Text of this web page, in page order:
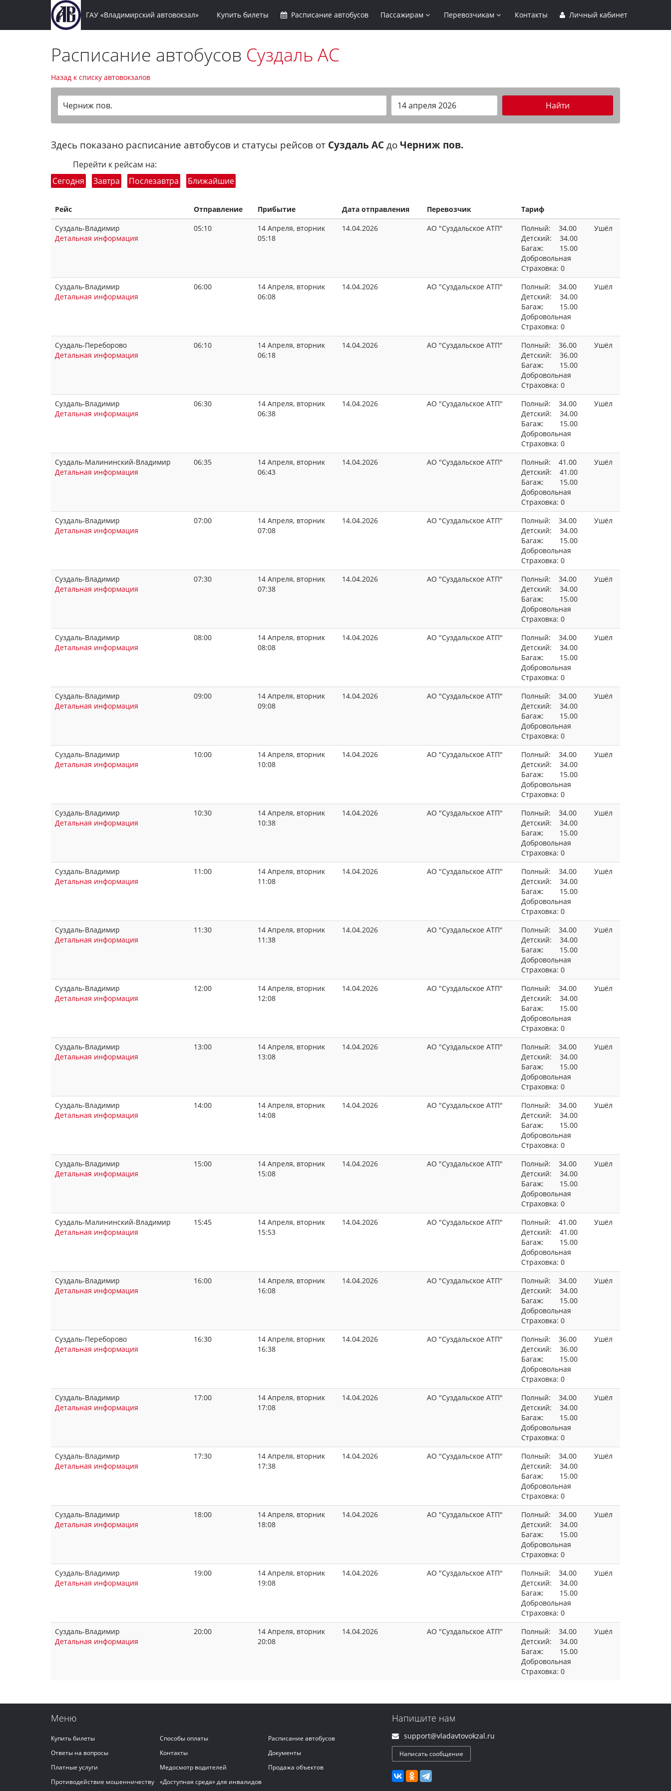
ГАУ «Владимирский автовокзал» Купить билеты Расписание автобусов Пассажирам Перевозчикам Контакты Личный кабинет
Расписание автобусов Суздаль АС
Назад к списку автовокзалов
Черниж пов. Найти
Здесь показано расписание автобусов и статусы рейсов от Суздаль АС до Черниж пов.
Перейти к рейсам на:
Сегодня
Завтра Послезавтра Ближайшие
Рейс Отправление Прибытие Дата отправления Перевозчик
Тариф
Суздаль-Владимир
Детальная информация
05:10
14 Апреля, вторник
05:18
14.04.2026 АО "Суздальское АТП"
Полный: 34.00
Детский: 34.00
Багаж: 15.00
Добровольная
Страховка: 0
Ушёл
Суздаль-Владимир
Детальная информация
06:00
14 Апреля, вторник
06:08
14.04.2026 АО "Суздальское АТП"
Полный: 34.00
Детский: 34.00
Багаж: 15.00
Добровольная
Страховка: 0
Ушёл
Суздаль-Переборово
Детальная информация
06:10
14 Апреля, вторник
06:18
14.04.2026 АО "Суздальское АТП"
Полный: 36.00
Детский: 36.00
Багаж: 15.00
Добровольная
Страховка: 0
Ушёл
Суздаль-Владимир
Детальная информация
06:30
14 Апреля, вторник
06:38
14.04.2026 АО "Суздальское АТП"
Полный: 34.00
Детский: 34.00
Багаж: 15.00
Добровольная
Страховка: 0
Ушёл
Суздаль-Малининский-Владимир
Детальная информация
06:35
14 Апреля, вторник
06:43
14.04.2026 АО "Суздальское АТП"
Полный: 41.00
Детский: 41.00
Багаж: 15.00
Добровольная
Страховка: 0
Ушёл
Суздаль-Владимир
Детальная информация
07:00
14 Апреля, вторник
07:08
14.04.2026 АО "Суздальское АТП"
Полный: 34.00
Детский: 34.00
Багаж: 15.00
Добровольная
Страховка: 0
Ушёл
Суздаль-Владимир
Детальная информация
07:30
14 Апреля, вторник
07:38
14.04.2026 АО "Суздальское АТП"
Полный: 34.00
Детский: 34.00
Багаж: 15.00
Добровольная
Страховка: 0
Ушёл
Суздаль-Владимир
Детальная информация
08:00
14 Апреля, вторник
08:08
14.04.2026 АО "Суздальское АТП"
Полный: 34.00
Детский: 34.00
Багаж: 15.00
Добровольная
Страховка: 0
Ушёл
Суздаль-Владимир
Детальная информация
09:00
14 Апреля, вторник
09:08
14.04.2026 АО "Суздальское АТП"
Полный: 34.00
Детский: 34.00
Багаж: 15.00
Добровольная
Страховка: 0
Ушёл
Суздаль-Владимир
Детальная информация
10:00
14 Апреля, вторник
10:08
14.04.2026 АО "Суздальское АТП"
Полный: 34.00
Детский: 34.00
Багаж: 15.00
Добровольная
Страховка: 0
Ушёл
Суздаль-Владимир
Детальная информация
10:30
14 Апреля, вторник
10:38
14.04.2026 АО "Суздальское АТП"
Полный: 34.00
Детский: 34.00
Багаж: 15.00
Добровольная
Страховка: 0
Ушёл
Суздаль-Владимир
Детальная информация
11:00
14 Апреля, вторник
11:08
14.04.2026 АО "Суздальское АТП"
Полный: 34.00
Детский: 34.00
Багаж: 15.00
Добровольная
Страховка: 0
Ушёл
Суздаль-Владимир
Детальная информация
11:30
14 Апреля, вторник
11:38
14.04.2026 АО "Суздальское АТП"
Полный: 34.00
Детский: 34.00
Багаж: 15.00
Добровольная
Страховка: 0
Ушёл
Суздаль-Владимир
Детальная информация
12:00
14 Апреля, вторник
12:08
14.04.2026 АО "Суздальское АТП"
Полный: 34.00
Детский: 34.00
Багаж: 15.00
Добровольная
Страховка: 0
Ушёл
Суздаль-Владимир
Детальная информация
13:00
14 Апреля, вторник
13:08
14.04.2026 АО "Суздальское АТП"
Полный: 34.00
Детский: 34.00
Багаж: 15.00
Добровольная
Страховка: 0
Ушёл
Суздаль-Владимир
Детальная информация
14:00
14 Апреля, вторник
14:08
14.04.2026 АО "Суздальское АТП"
Полный: 34.00
Детский: 34.00
Багаж: 15.00
Добровольная
Страховка: 0
Ушёл
Суздаль-Владимир
Детальная информация
15:00
14 Апреля, вторник
15:08
14.04.2026 АО "Суздальское АТП"
Полный: 34.00
Детский: 34.00
Багаж: 15.00
Добровольная
Страховка: 0
Ушёл
Суздаль-Малининский-Владимир
Детальная информация
15:45
14 Апреля, вторник
15:53
14.04.2026 АО "Суздальское АТП"
Полный: 41.00
Детский: 41.00
Багаж: 15.00
Добровольная
Страховка: 0
Ушёл
Суздаль-Владимир
Детальная информация
16:00
14 Апреля, вторник
16:08
14.04.2026 АО "Суздальское АТП"
Полный: 34.00
Детский: 34.00
Багаж: 15.00
Добровольная
Страховка: 0
Ушёл
Суздаль-Переборово
Детальная информация
16:30
14 Апреля, вторник
16:38
14.04.2026 АО "Суздальское АТП"
Полный: 36.00
Детский: 36.00
Багаж: 15.00
Добровольная
Страховка: 0
Ушёл
Суздаль-Владимир
Детальная информация
17:00
14 Апреля, вторник
17:08
14.04.2026 АО "Суздальское АТП"
Полный: 34.00
Детский: 34.00
Багаж: 15.00
Добровольная
Страховка: 0
Ушёл
Суздаль-Владимир
Детальная информация
17:30
14 Апреля, вторник
17:38
14.04.2026 АО "Суздальское АТП"
Полный: 34.00
Детский: 34.00
Багаж: 15.00
Добровольная
Страховка: 0
Ушёл
Суздаль-Владимир
Детальная информация
18:00
14 Апреля, вторник
18:08
14.04.2026 АО "Суздальское АТП"
Полный: 34.00
Детский: 34.00
Багаж: 15.00
Добровольная
Страховка: 0
Ушёл
Суздаль-Владимир
Детальная информация
19:00
14 Апреля, вторник
19:08
14.04.2026 АО "Суздальское АТП"
Полный: 34.00
Детский: 34.00
Багаж: 15.00
Добровольная
Страховка: 0
Ушёл
Суздаль-Владимир
Детальная информация
20:00
14 Апреля, вторник
20:08
14.04.2026 АО "Суздальское АТП"
Полный: 34.00
Детский: 34.00
Багаж: 15.00
Добровольная
Страховка: 0
Ушёл
Меню
Купить билеты Способы оплаты
Расписание автобусов
Ответы на вопросы
Контакты
Документы
Платные услуги
Медосмотр водителей
Продажа объектов
Противодействие мошенничеству
«Доступная среда» для инвалидов
Напишите нам
support@vladavtovokzal.ru
Написать сообщение